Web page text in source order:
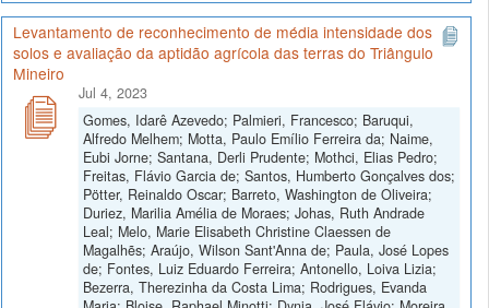
Levantamento de reconhecimento de média intensidade dos
solos e avaliação da aptidão agrícola das terras do Triângulo
Mineiro
Jul 4, 2023
Gomes, Idarê Azevedo; Palmieri, Francesco; Baruqui,
Alfredo Melhem; Motta, Paulo Emílio Ferreira da; Naime,
Eubi Jorne; Santana, Derli Prudente; Mothci, Elias Pedro;
Freitas, Flávio Garcia de; Santos, Humberto Gonçalves dos;
Pötter, Reinaldo Oscar; Barreto, Washington de Oliveira;
Duriez, Marilia Amélia de Moraes; Johas, Ruth Andrade
Leal; Melo, Marie Elisabeth Christine Claessen de
Magalhẽs; Araújo, Wilson Sant'Anna de; Paula, José Lopes
de; Fontes, Luiz Eduardo Ferreira; Antonello, Loiva Lizia;
Bezerra, Therezinha da Costa Lima; Rodrigues, Evanda